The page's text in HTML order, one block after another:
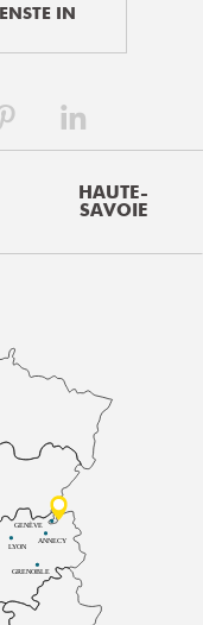
IN
HAUTE-
SAVOIE
LYON
ANNECY
GRENOBLE
GENÈVE